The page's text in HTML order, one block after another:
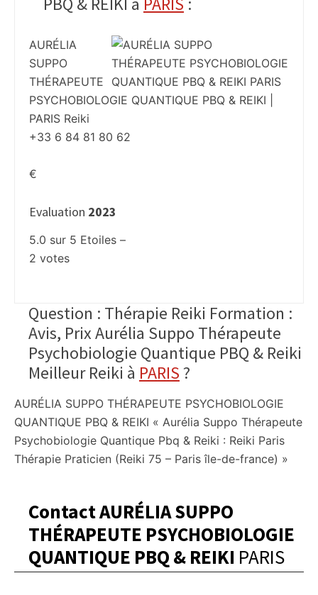
AURÉLIA
SUPPO
THÉRAPEUTE
PSYCHOBIOLOGIE QUANTIQUE PBQ & REIKI |
PARIS Reiki
+33 6 84 81 80 62
€
Evaluation 2023
5.0 sur 5 Etoiles –
2 votes
Question : Thérapie Reiki Formation :
Avis, Prix Aurélia Suppo Thérapeute
Psychobiologie Quantique PBQ & Reiki
Meilleur Reiki à PARIS ?
AURÉLIA SUPPO THÉRAPEUTE PSYCHOBIOLOGIE
QUANTIQUE PBQ & REIKI « Aurélia Suppo Thérapeute
Psychobiologie Quantique Pbq & Reiki : Reiki Paris
Thérapie Praticien (Reiki 75 – Paris île-de-france) »
Contact AURÉLIA SUPPO
THÉRAPEUTE PSYCHOBIOLOGIE
QUANTIQUE PBQ & REIKI PARIS